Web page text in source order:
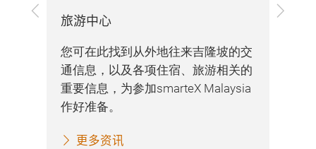
上
下
旅游中心
您可在此找到从外地往来吉隆坡的交
通信息，以及各项住宿、旅游相关的
重要信息，为参加smarteX Malaysia
作好准备。
更多资讯